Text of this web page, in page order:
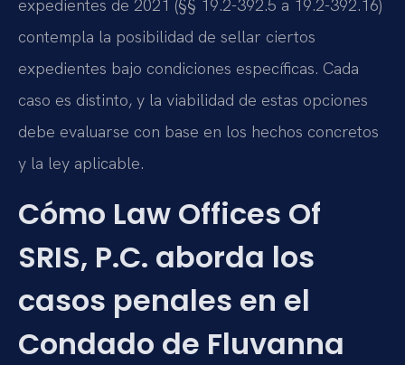
expedientes de 2021 (§§ 19.2-392.5 a 19.2-392.16)
contempla la posibilidad de sellar ciertos
expedientes bajo condiciones específicas. Cada
caso es distinto, y la viabilidad de estas opciones
debe evaluarse con base en los hechos concretos
y la ley aplicable.
Cómo Law Offices Of
SRIS, P.C. aborda los
casos penales en el
Condado de Fluvanna